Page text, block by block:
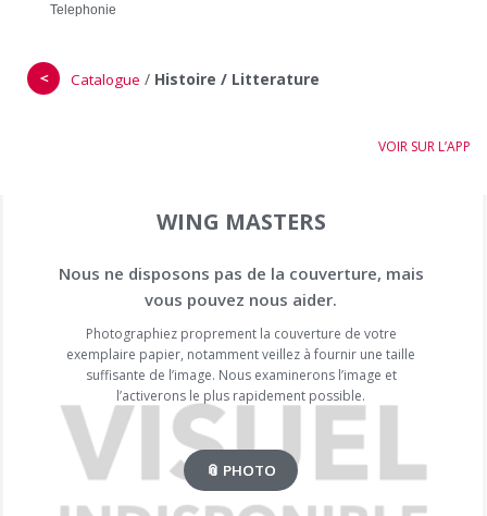
Telephonie
＜ Catalogue / Histoire / Litterature
VOIR SUR L’APP
WING MASTERS
Nous ne disposons pas de la couverture, mais
vous pouvez nous aider.
Photographiez proprement la couverture de votre
exemplaire papier, notamment veillez à fournir une taille
suffisante de l’image. Nous examinerons l’image et
l’activerons le plus rapidement possible.
📎 PHOTO